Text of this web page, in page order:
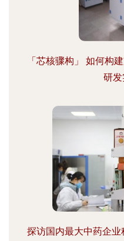
「芯核骤构」 如何构
研发
探访国内最大中药企